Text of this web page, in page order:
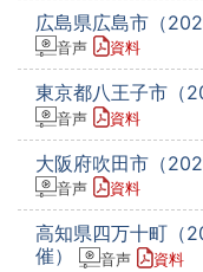
広島県広島市（
音声 資料
東京都八王子市（
音声 資料
大阪府吹田市（
音声 資料
高知県四万十町（
催）
音声 資料